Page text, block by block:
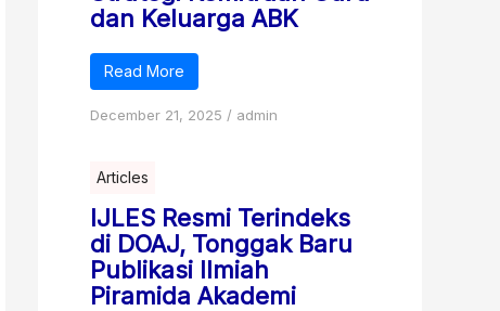
dan Keluarga ABK
Read More
December 21, 2025 / admin
Articles
IJLES Resmi Terindeks
di DOAJ, Tonggak Baru
Publikasi Ilmiah
Piramida Akademi